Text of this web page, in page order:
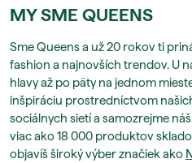
MY SME QUEENS
Sme Queens a už 20 rokov ti
fashion a najnovších trendov. U
hlavy až po päty na jednom
inšpiráciu prostredníctvom
sociálnych sietí a samozrejme
viac ako 18 000 produktov
objavíš široký výber značiek ako